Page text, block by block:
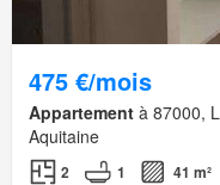
475 €/mois
Appartement à 87000,
Aquitaine
2 1
41 m²